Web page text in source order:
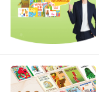
很多孩子在学习
个一会忙那个
学的时间分配是
所以家长们要帮
以在前一天晚上